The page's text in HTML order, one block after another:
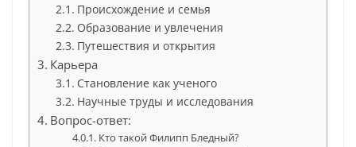
Происхождение и семья
Образование и увлечения
Путешествия и открытия
Карьера
Становление как ученого
Научные труды и исследования
Вопрос-ответ:
Кто такой Филипп Бледный?